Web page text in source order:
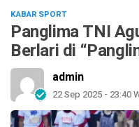
KABAR SPORT
Panglima TNI
Berlari di
admin
22 Sep 2025 - 23:40